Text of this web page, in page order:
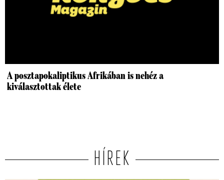
A posztapokaliptikus Afrikában is nehéz a
kiválasztottak élete
HÍREK